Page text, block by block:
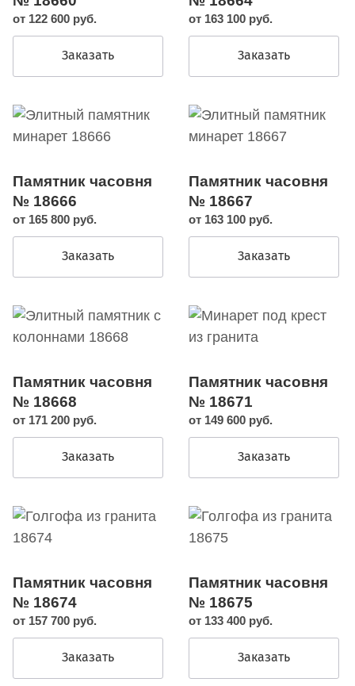
от 122 600 руб.
Заказать
от 163 100 руб.
Заказать
Памятник часовня
№ 18666
от 165 800 руб.
Заказать
Памятник часовня
№ 18667
от 163 100 руб.
Заказать
Памятник часовня
№ 18668
от 171 200 руб.
Заказать
Памятник часовня
№ 18671
от 149 600 руб.
Заказать
Памятник часовня
№ 18674
от 157 700 руб.
Заказать
Памятник часовня
№ 18675
от 133 400 руб.
Заказать